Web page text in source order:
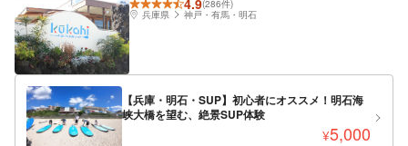
4.9(286件)
兵庫県
神戸・有馬・明石
【兵庫・明石・SUP】初心者にオススメ！明石海
峡大橋を望む、絶景SUP体験
¥5,000